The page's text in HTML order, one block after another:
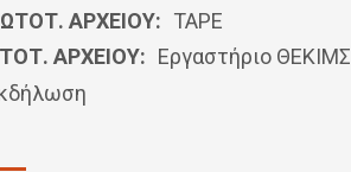
ΑΡΧΕΙΟΥ: ΤΑΡΕ
ΑΡΧΕΙΟΥ: Εργαστήριο ΘΕΚΙΜΣ